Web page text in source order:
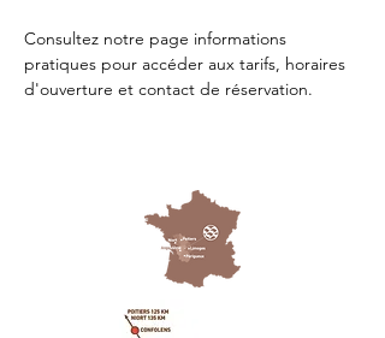
Consultez notre page informations
pratiques pour accéder aux tarifs, horaires
d'ouverture et contact de réservation.